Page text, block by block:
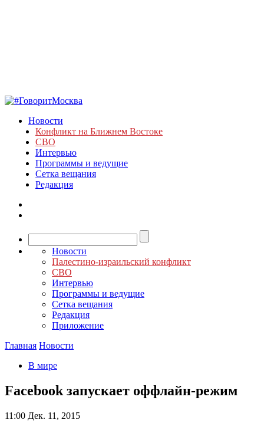
Новости
Конфликт на Ближнем Востоке
СВО
Интервью
Программы и ведущие
Сетка вещания
Редакция
Новости
Палестино-израильский конфликт
СВО
Интервью
Программы и ведущие
Сетка вещания
Редакция
Приложение
Главная Новости
В мире
Facebook запускает оффлайн-режим
11:00 Дек. 11, 2015